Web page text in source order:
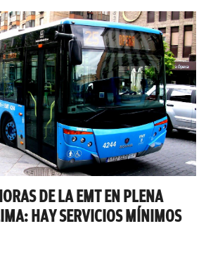
DE LA EMT EN PLENA
HAY SERVICIOS MÍNIMOS